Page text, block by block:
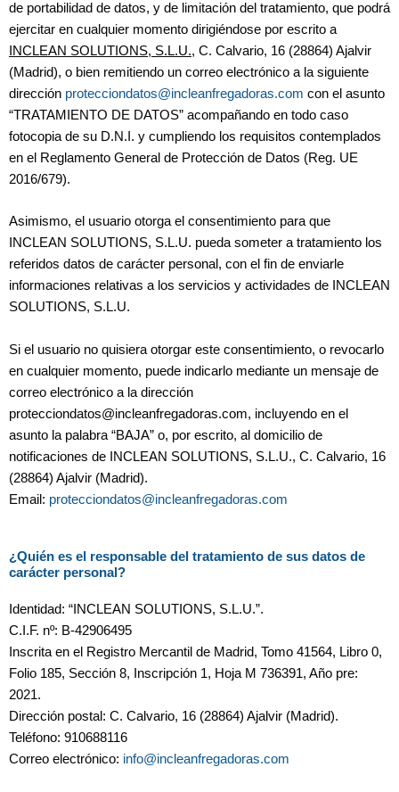
de portabilidad de datos, y de limitación del tratamiento, que podrá
ejercitar en cualquier momento dirigiéndose por escrito a
INCLEAN SOLUTIONS, S.L.U., C. Calvario, 16 (28864) Ajalvir
(Madrid), o bien remitiendo un correo electrónico a la siguiente
dirección protecciondatos@incleanfregadoras.com con el asunto
“TRATAMIENTO DE DATOS” acompañando en todo caso
fotocopia de su D.N.I. y cumpliendo los requisitos contemplados
en el Reglamento General de Protección de Datos (Reg. UE
2016/679).
Asimismo, el usuario otorga el consentimiento para que
INCLEAN SOLUTIONS, S.L.U. pueda someter a tratamiento los
referidos datos de carácter personal, con el fin de enviarle
informaciones relativas a los servicios y actividades de INCLEAN
SOLUTIONS, S.L.U.
Si el usuario no quisiera otorgar este consentimiento, o revocarlo
en cualquier momento, puede indicarlo mediante un mensaje de
correo electrónico a la dirección
protecciondatos@incleanfregadoras.com, incluyendo en el
asunto la palabra “BAJA” o, por escrito, al domicilio de
notificaciones de INCLEAN SOLUTIONS, S.L.U., C. Calvario, 16
(28864) Ajalvir (Madrid).
Email: protecciondatos@incleanfregadoras.com
¿Quién es el responsable del tratamiento de sus datos de
carácter personal?
Identidad: “INCLEAN SOLUTIONS, S.L.U.”.
C.I.F. nº: B-42906495
Inscrita en el Registro Mercantil de Madrid, Tomo 41564, Libro 0,
Folio 185, Sección 8, Inscripción 1, Hoja M 736391, Año pre:
2021.
Dirección postal: C. Calvario, 16 (28864) Ajalvir (Madrid).
Teléfono: 910688116
Correo electrónico: info@incleanfregadoras.com